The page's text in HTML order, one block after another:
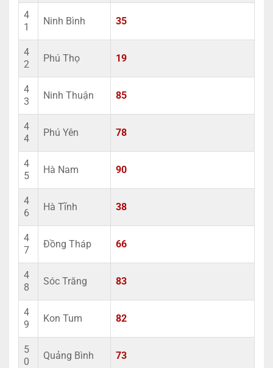
4
1
Ninh Bình 35
4
2
Phú Thọ 19
4
3
Ninh Thuận 85
4
4
Phú Yên 78
4
5
Hà Nam 90
4
6
Hà Tĩnh 38
4
7
Đồng Tháp 66
4
8
Sóc Trăng 83
4
9
Kon Tum 82
5
0
Quảng Bình 73